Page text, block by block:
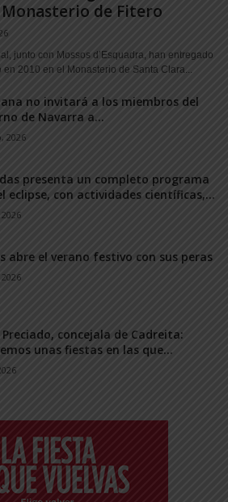
Monasterio de Fitero
junto con Mossos d’Esquadra, han entregado
2010 en el Monasterio de Santa Clara...
no invitará a los miembros del
de Navarra a...
2026
presenta un completo programa
eclipse, con actividades científicas,...
abre el verano festivo con sus peras
concejala de Cadreita:
unas fiestas en las que...